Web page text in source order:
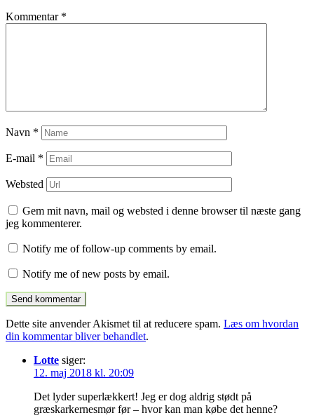
Kommentar *
Navn *
E-mail *
Websted
Gem mit navn, mail og websted i denne browser til næste gang
jeg kommenterer.
Notify me of follow-up comments by email.
Notify me of new posts by email.
Dette site anvender Akismet til at reducere spam. Læs om hvordan
din kommentar bliver behandlet.
Lotte siger:
12. maj 2018 kl. 20:09
Det lyder superlækkert! Jeg er dog aldrig stødt på
græskarkernesmør før – hvor kan man købe det henne?